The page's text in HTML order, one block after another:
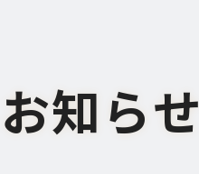
お知らせ